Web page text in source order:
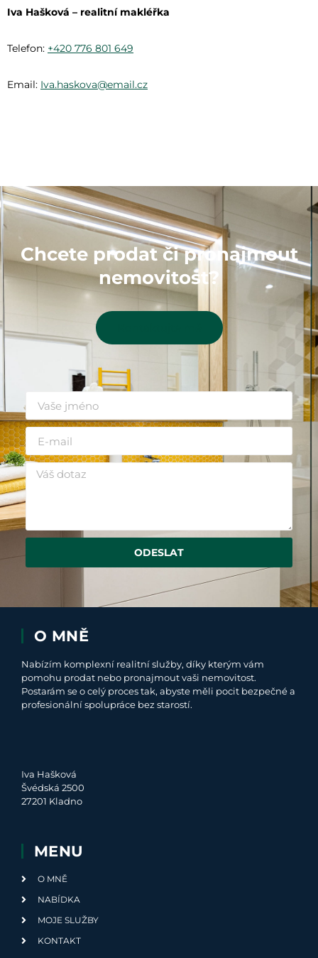
Iva Hašková – realitní makléřka
Telefon: +420 776 801 649
Email: Iva.haskova@email.cz
Chcete prodat či pronajmout
nemovitost?
ODESLAT
O MNĚ
Nabízím komplexní realitní služby, díky kterým vám
pomohu prodat nebo pronajmout vaši nemovitost.
Postarám se o celý proces tak, abyste měli pocit bezpečné a
profesionální spolupráce bez starostí.
Iva Hašková
Švédská 2500
27201 Kladno
MENU
O MNĚ
NABÍDKA
MOJE SLUŽBY
KONTAKT